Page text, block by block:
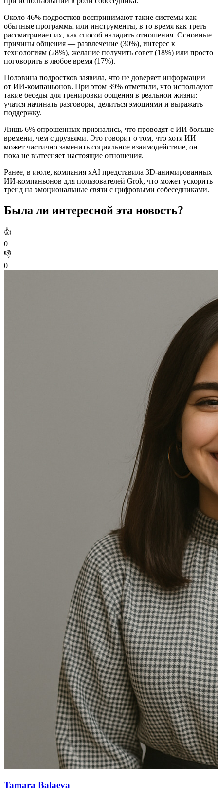
Около 46% подростков воспринимают такие системы как
обычные программы или инструменты, в то время как треть
рассматривает их, как способ наладить отношения. Основные
причины общения — развлечение (30%), интерес к
технологиям (28%), желание получить совет (18%) или просто
поговорить в любое время (17%).
Половина подростков заявила, что не доверяет информации
от ИИ-компаньонов. При этом 39% отметили, что используют
такие беседы для тренировки общения в реальной жизни:
учатся начинать разговоры, делиться эмоциями и выражать
поддержку.
Лишь 6% опрошенных признались, что проводят с ИИ больше
времени, чем с друзьями. Это говорит о том, что хотя ИИ
может частично заменить социальное взаимодействие, он
пока не вытесняет настоящие отношения.
Ранее, в июле, компания xAI представила 3D-анимированных
ИИ-компаньонов для пользователей Grok, что может ускорить
тренд на эмоциональные связи с цифровыми собеседниками.
Была ли интересной эта новость?
👍
0
👎
0
Tamara Balaeva